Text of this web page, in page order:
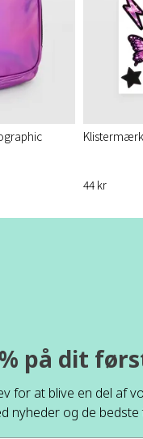
44 kr
på dit
for at blive en del af
nyheder og de bedste